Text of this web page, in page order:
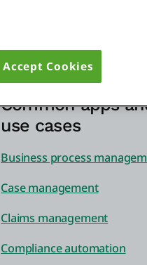
Common apps
use cases
Business process
Case management
Claims management
Compliance automation
Accept Cookies